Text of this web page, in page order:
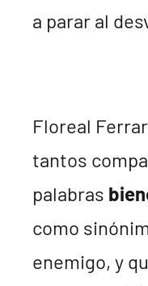
a parar al
Floreal
tantos
palabras
como
enemigo, y